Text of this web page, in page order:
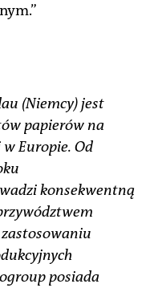
(Niemcy) jest
papierów na
Europie. Od
konsekwentną
posiada